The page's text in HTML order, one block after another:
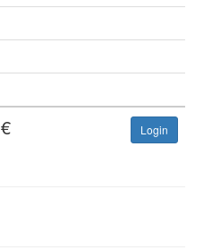
€ Login